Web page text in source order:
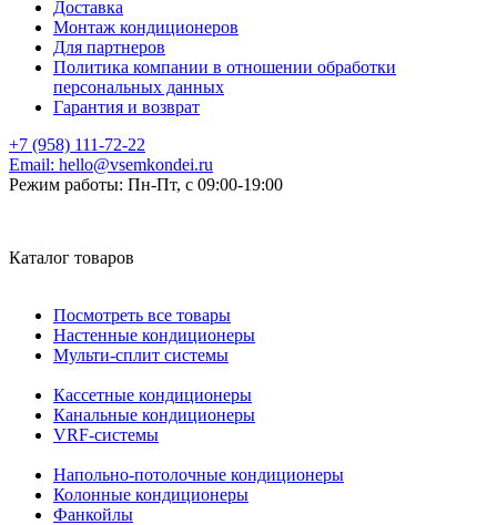
Доставка
Монтаж кондиционеров
Для партнеров
Политика компании в отношении обработки
персональных данных
Гарантия и возврат
+7 (958) 111-72-22
Email: hello@vsemkondei.ru
Режим работы: Пн-Пт, с 09:00-19:00
Каталог товаров
Посмотреть все товары
Настенные кондиционеры
Мульти-сплит системы
Кассетные кондиционеры
Канальные кондиционеры
VRF-системы
Напольно-потолочные кондиционеры
Колонные кондиционеры
Фанкойлы